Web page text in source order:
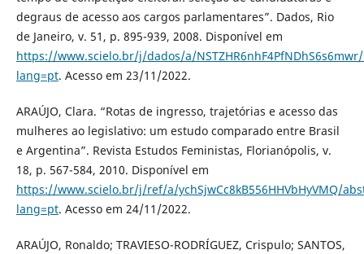
degraus de acesso aos cargos parlamentares”. Dados, Rio
de Janeiro, v. 51, p. 895-939, 2008. Disponível em
https://www.scielo.br/j/dados/a/
lang=pt. Acesso em 23/11/2022.
ARAÚJO, Clara. “Rotas de ingresso, trajetórias e acesso das
mulheres ao legislativo: um estudo comparado entre Brasil
e Argentina”. Revista Estudos Feministas, Florianópolis, v.
18, p. 567-584, 2010. Disponível em
https://www.scielo.br/j/ref/a/ychSjwCc8kB556HHVbHyVMQ/
lang=pt. Acesso em 24/11/2022.
ARAÚJO, Ronaldo; TRAVIESO-RODRÍGUEZ, Crispulo; SANTOS,